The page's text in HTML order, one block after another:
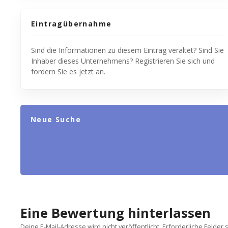
Eintragübernahme
Sind die Informationen zu diesem Eintrag veraltet? Sind Sie
Inhaber dieses Unternehmens? Registrieren Sie sich und
fordern Sie es jetzt an.
Neue Suche
Eine Bewertung hinterlassen